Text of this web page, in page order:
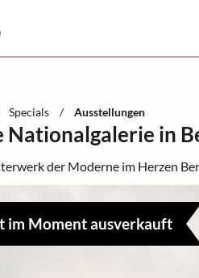
Specials / Ausstellungen
Nationalgalerie in
der Moderne im Herzen
im Moment ausverkauft